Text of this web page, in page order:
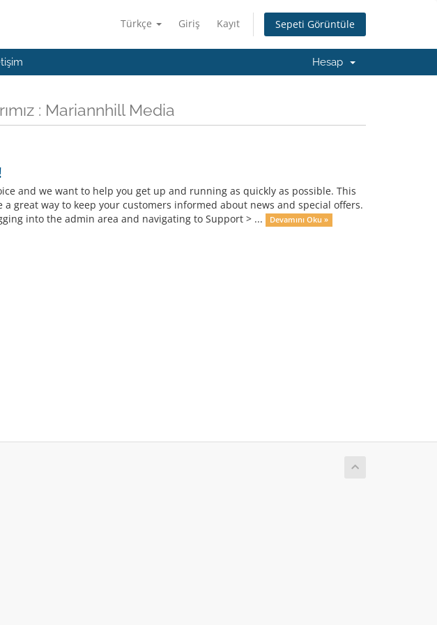
Türkçe Giriş Kayıt Sepeti Görüntüle
Hesap
: Mariannhill Media
and we want to help you get up and running as quickly as possible. This
great way to keep your customers informed about news and special offers.
into the admin area and navigating to Support > ...
Devamını Oku »